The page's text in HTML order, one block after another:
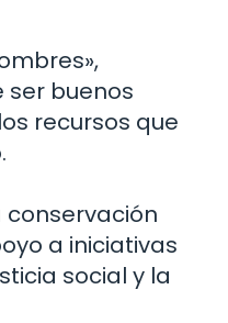
buenos
recursos que
conservación
a iniciativas
social y la